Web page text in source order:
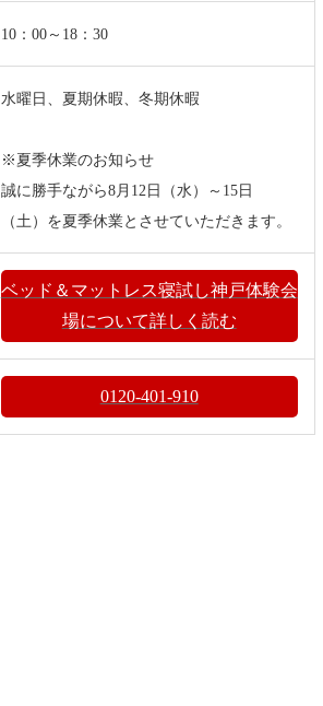
10：00～18：30
水曜日、夏期休暇、冬期休暇
※夏季休業のお知らせ
誠に勝手ながら8月12日（水）～15日
（土）を夏季休業とさせていただきます。
ベッド＆マットレス寝試し神戸体験会
場について詳しく読む
0120-401-910